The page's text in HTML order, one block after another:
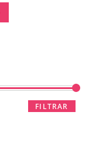
FILTRAR